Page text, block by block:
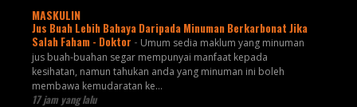
MASKULIN
Jus Buah Lebih Bahaya Daripada Minuman Berkarbonat Jika
Salah Faham - Doktor - Umum sedia maklum yang minuman
jus buah-buahan segar mempunyai manfaat kepada
kesihatan, namun tahukan anda yang minuman ini boleh
membawa kemudaratan ke...
17 jam yang lalu